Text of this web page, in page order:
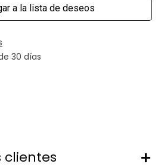
a la lista de deseos
30 días
clientes